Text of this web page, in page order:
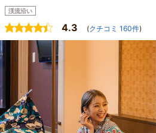
渓流沿い
4.3 (クチコミ 160件)